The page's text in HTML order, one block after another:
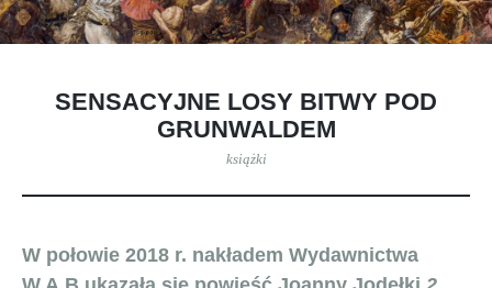
SENSACYJNE LOSY BITWY POD
GRUNWALDEM
książki
W połowie 2018 r. nakładem Wydawnictwa